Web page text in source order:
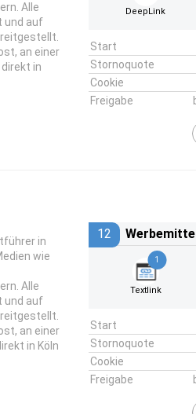
Alle
und auf
an einer
in
DeepLink
Start
Stornoquote
Cookie
Freigabe
in
wie
Alle
und auf
an einer
in Köln
12
1
Textlink
Start
Stornoquote
Cookie
Freigabe